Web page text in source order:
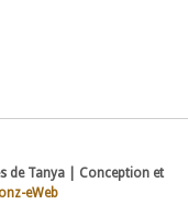
de Tanya | Conception et
eWeb